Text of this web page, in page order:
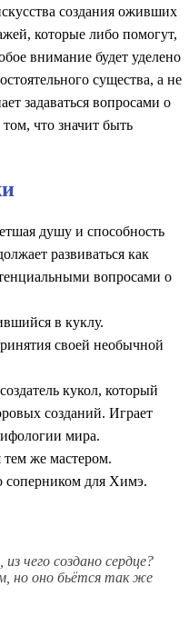
создания оживших
которые либо помогут,
внимание будет уделено
существа, а не
задаваться вопросами о
что значит быть
душу и способность
развиваться как
вопросами о
в куклу.
своей необычной
кукол, который
созданий. Играет
мира.
тем же мастером.
соперником для Химэ.
чего создано сердце?
но оно бьётся так же